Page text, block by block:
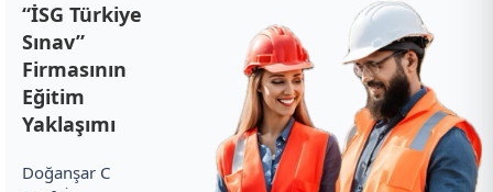
“İSG Türkiye
Sınav”
Firmasının
Eğitim
Yaklaşımı
Doğanşar C